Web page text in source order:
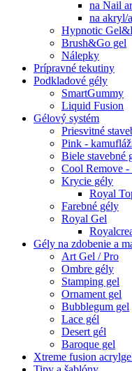
na Nail
na akryl/
Hypnotic
Brush&Go gel
Nálepky
Prípravné tekutiny
Podkladové gély
SmartGummy
Liquid Fusion
Gélový systém
Priesvitné
Pink -
Biele stavebné
Cool Remove -
Krycie gély
Royal
Farebné gély
Royal Gel
Gély na zdobenie a
Art Gel / Pro
Ombre gély
Stamping gel
Ornament gel
Bubblegum gel
Lace gél
Desert gél
Baroque gel
Xtreme fusion